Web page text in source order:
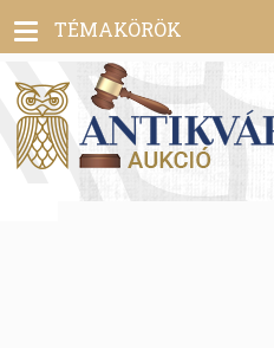
Toggle
navigation
TÉMAKÖRÖK